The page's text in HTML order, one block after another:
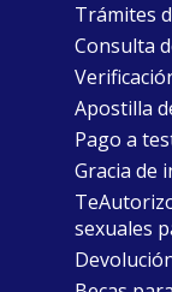
Trámites
Consulta
Apostilla
Pago a
Gracia de
sexuales